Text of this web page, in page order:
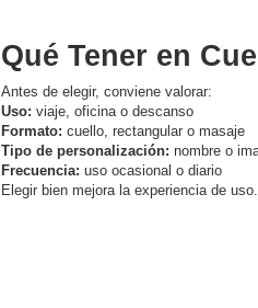
Qué Tener en
Antes de elegir, conviene valorar:
Uso: viaje, oficina o descanso
Formato: cuello, rectangular o masaje
Tipo de personalización: nombre o
Frecuencia: uso ocasional o diario
Elegir bien mejora la experiencia de uso.